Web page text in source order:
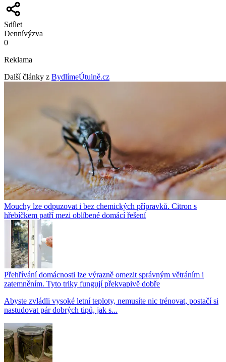
Sdílet
Dennívýzva
0
Reklama
Další články z BydlímeÚtulně.cz
Mouchy lze odpuzovat i bez chemických přípravků. Citron s
hřebíčkem patří mezi oblíbené domácí řešení
Přehřívání domácnosti lze výrazně omezit správným větráním i
zatemněním. Tyto triky fungují překvapivě dobře
Abyste zvládli vysoké letní teploty, nemusíte nic trénovat, postačí si
nastudovat pár dobrých tipů, jak s...